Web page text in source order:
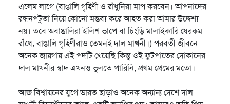
এলেম লাগে (বাঙালি গৃহিণী ও রাঁধুনিরা মাপ করবেন। আপনাদের
রন্ধনপটুতা নিয়ে কোনো মন্তব্য করে আহত করা আমার উদ্দেশ্য
নয়। তবে অবাঙালিরা ইলিশ ভাপে বা চিংড়ি মালাইকারি যেরকম
রাঁধে, বাঙালি গৃহিণীরাও তেমনই দাল মাখনী।) পরবর্তী জীবনে
অনেক জায়গায় এই পদটি খেয়েছি কিন্তু ওই ফুটপাতের দোকানের
দাল মাখনীর স্বাদ এখনও ভুলতে পারিনি, প্রথম প্রেমের মতো।
আজ বিশ্বায়নের যুগে ভারত ছাড়াও অনেক অন্যান্য দেশে দাল